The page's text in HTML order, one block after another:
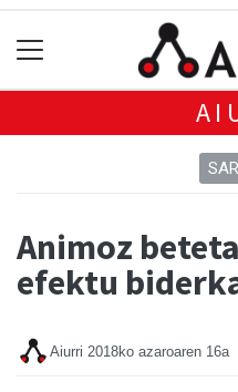
Animoz
efektu
Aiurri 2018ko azaroaren 16a